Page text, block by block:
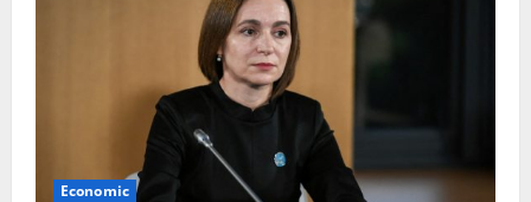
Economic